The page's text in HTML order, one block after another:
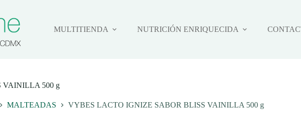
MULTITIENDA
NUTRICIÓN ENRIQUECIDA
VAINILLA 500 g
MALTEADAS VYBES LACTO IGNIZE SABOR BLISS VAINILLA 500 g